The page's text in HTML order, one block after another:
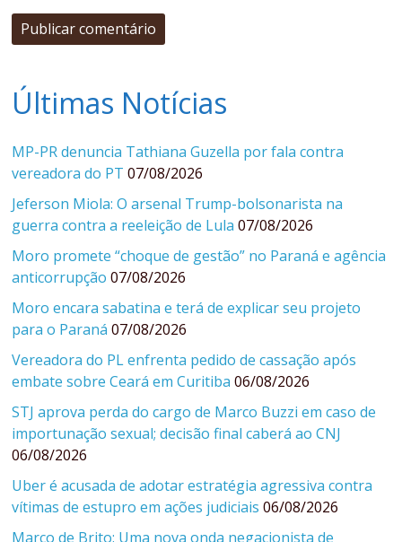
Últimas Notícias
MP-PR denuncia Tathiana Guzella por fala contra
vereadora do PT 07/08/2026
Jeferson Miola: O arsenal Trump-bolsonarista na
guerra contra a reeleição de Lula 07/08/2026
Moro promete “choque de gestão” no Paraná e agência
anticorrupção 07/08/2026
Moro encara sabatina e terá de explicar seu projeto
para o Paraná 07/08/2026
Vereadora do PL enfrenta pedido de cassação após
embate sobre Ceará em Curitiba 06/08/2026
STJ aprova perda do cargo de Marco Buzzi em caso de
importunação sexual; decisão final caberá ao CNJ
06/08/2026
Uber é acusada de adotar estratégia agressiva contra
vítimas de estupro em ações judiciais 06/08/2026
Marco de Brito: Uma nova onda negacionista de